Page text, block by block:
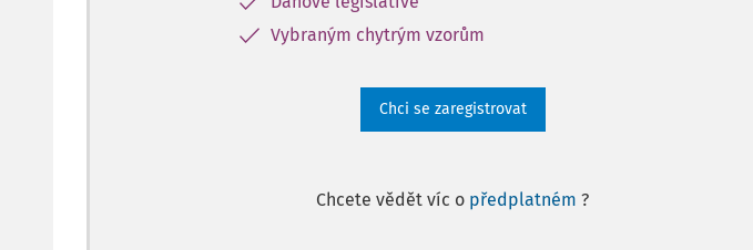
Vybraným chytrým vzorům
Chci se zaregistrovat
Chcete vědět víc o předplatném ?